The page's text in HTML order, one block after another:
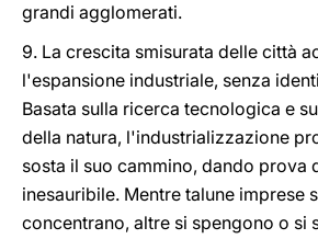
grandi agglomerati.
9. La crescita smisurata delle città
l'espansione industriale, senza
Basata sulla ricerca tecnologica e
della natura, l'industrializzazione
sosta il suo cammino, dando prova
inesauribile. Mentre talune imprese
concentrano, altre si spengono o si